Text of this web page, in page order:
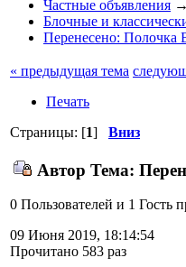
Частные объявления →
Блочные и
Перенесено: Полочка
« предыдущая тема
Печать
Страницы: [1] Вниз
Автор Тема:
0 Пользователей и 1 Гость
09 Июня 2019, 18:14:54
Прочитано 583 раз